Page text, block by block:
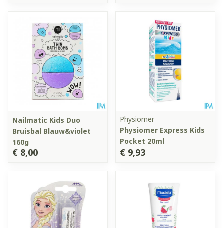
Nailmatic Kids Duo
Bruisbal Blauw&violet
160g
€ 8,00
Physiomer
Physiomer Express Kids
Pocket 20ml
€ 9,93